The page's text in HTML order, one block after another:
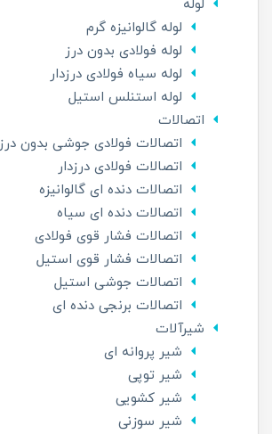
لوله
لوله گالوانیزه گرم
لوله فولادی بدون درز
لوله سیاه فولادی درزدار
لوله استنلس استیل
اتصالات
اتصالات فولادی جوشی بدون درز
اتصالات فولادی درزدار
اتصالات دنده ای گالوانیزه
اتصالات دنده ای سیاه
اتصالات فشار قوی فولادی
اتصالات فشار قوی استیل
اتصالات جوشی استیل
اتصالات برنجی دنده ای
شیرآلات
شیر پروانه ای
شیر توپی
شیر کشویی
شیر سوزنی